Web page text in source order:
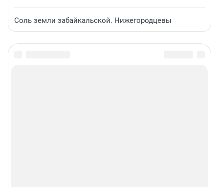
Соль земли забайкальской. Нижегородцевы